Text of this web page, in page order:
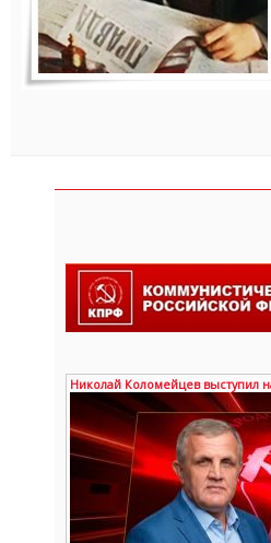
Николай Коломейцев выступил